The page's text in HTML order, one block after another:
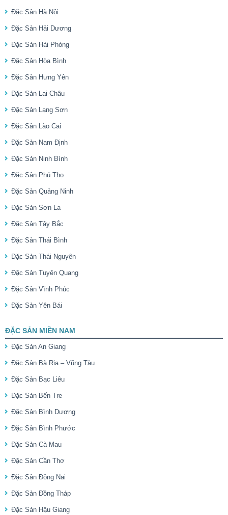
Đặc Sản Hà Nội
Đặc Sản Hải Dương
Đặc Sản Hải Phòng
Đặc Sản Hòa Bình
Đặc Sản Hưng Yên
Đặc Sản Lai Châu
Đặc Sản Lạng Sơn
Đặc Sản Lào Cai
Đặc Sản Nam Định
Đặc Sản Ninh Bình
Đặc Sản Phú Thọ
Đặc Sản Quảng Ninh
Đặc Sản Sơn La
Đặc Sản Tây Bắc
Đặc Sản Thái Bình
Đặc Sản Thái Nguyên
Đặc Sản Tuyên Quang
Đặc Sản Vĩnh Phúc
Đặc Sản Yên Bái
ĐẶC SẢN MIỀN NAM
Đặc Sản An Giang
Đặc Sản Bà Rịa – Vũng Tàu
Đặc Sản Bạc Liêu
Đặc Sản Bến Tre
Đặc Sản Bình Dương
Đặc Sản Bình Phước
Đặc Sản Cà Mau
Đặc Sản Cần Thơ
Đặc Sản Đồng Nai
Đặc Sản Đồng Tháp
Đặc Sản Hậu Giang